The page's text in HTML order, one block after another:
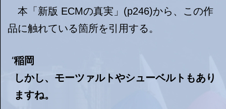
本「新版 ECMの真実」(p246)から、この作
品に触れている箇所を引用する。
稲岡
しかし、モーツァルトやシューベルトもあり
ますね。